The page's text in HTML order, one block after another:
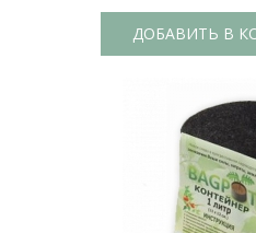
ДОБАВИТЬ В